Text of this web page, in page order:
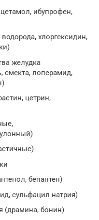
ибупрофен,
хлоргексидин,
желудка
смекта, лоперамид,
цетрин,
бепантен)
сульфацил натрия)
(драмина, бонин)